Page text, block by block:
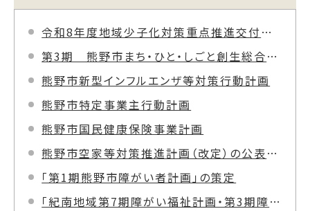
令和8年度地域少子化対策重点推進交付金実施計画の公表について
第3期 熊野市まち・ひと・しごと創生総合戦略
熊野市新型インフルエンザ等対策行動計画
熊野市特定事業主行動計画
熊野市国民健康保険事業計画
熊野市空家等対策推進計画（改定）の公表について
「第1期熊野市障がい者計画」の策定
「紀南地域第7期障がい福祉計画・第3期障がい児福祉計画」の策定